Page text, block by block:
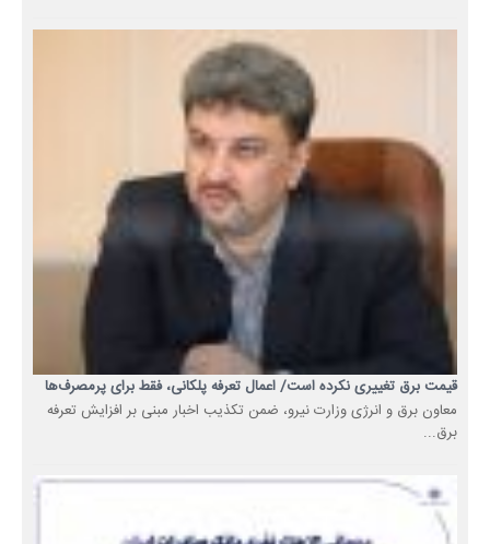
قیمت برق تغییری نکرده است/ اعمال تعرفه پلکانی، فقط برای پرمصرف‌ها
معاون برق و انرژی وزارت نیرو، ضمن تکذیب اخبار مبنی بر افزایش تعرفه
برق...